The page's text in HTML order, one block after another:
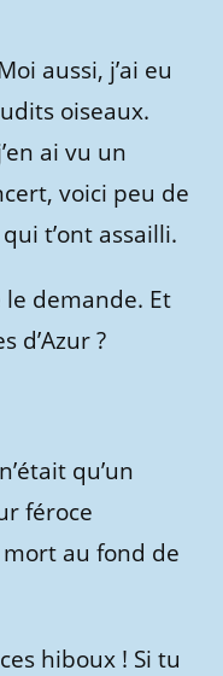
aussi, j’ai eu
oiseaux.
ai vu un
voici peu de
t’ont assailli.
le demande. Et
d’Azur ?
qu’un
féroce
au fond de
hiboux ! Si tu